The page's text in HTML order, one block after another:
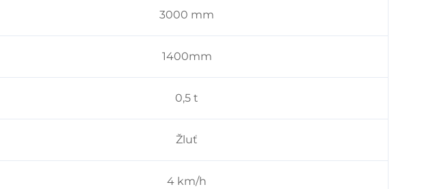
3000 mm
1400mm
0,5 t
Žluť
4 km/h